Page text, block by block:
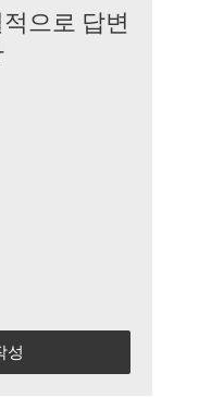
으로 답변
성